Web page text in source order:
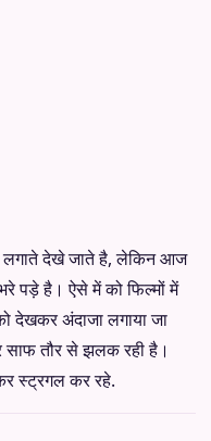
लगाते देखे जाते है, लेकिन आज
पड़े है। ऐसे में को फिल्मों में
देखकर अंदाजा लगाया जा
तौर से झलक रही है।
स्ट्रगल कर रहे.